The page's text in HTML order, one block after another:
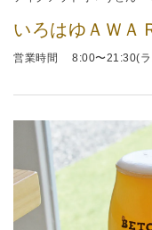
いろはゆＡＷＡ
営業時間 8:00〜21:30(ラ